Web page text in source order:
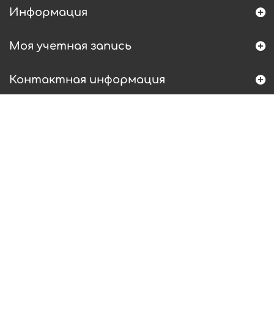
Информация
Моя учетная запись
Контактная информация